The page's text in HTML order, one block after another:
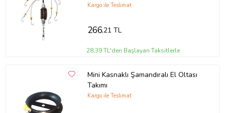
Kargo ile Teslimat
266,21 TL
28,39 TL'den Başlayan Taksitlerle
Mini Kasnaklı Şamandıralı El Oltası
Takımı
Kargo ile Teslimat